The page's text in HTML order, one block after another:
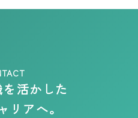
活かした
リアへ。